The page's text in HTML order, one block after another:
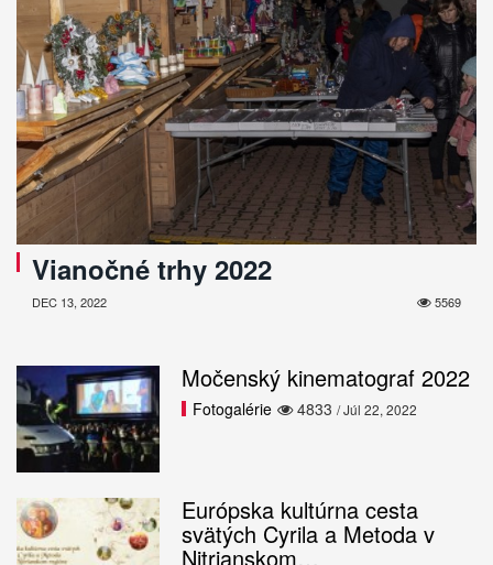
Vianočné trhy 2022
5569
DEC 13, 2022
Močenský kinematograf 2022
4833
Fotogalérie / Júl 22, 2022
Európska kultúrna cesta
svätých Cyrila a Metoda v
Nitrianskom…